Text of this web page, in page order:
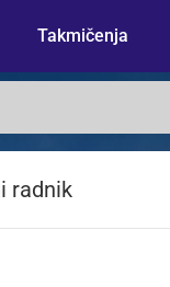
Takmičenja
radnik